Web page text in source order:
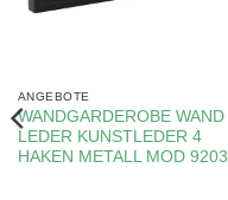
ANGEBOTE
WANDGARDEROBE WAND
LEDER KUNSTLEDER 4
HAKEN METALL MOD 9203